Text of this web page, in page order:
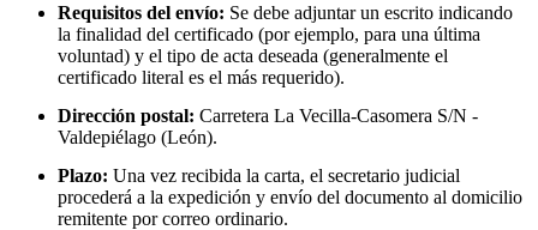
Requisitos del envío: Se debe adjuntar un escrito indicando
la finalidad del certificado (por ejemplo, para una última
voluntad) y el tipo de acta deseada (generalmente el
certificado literal es el más requerido).
Dirección postal: Carretera La Vecilla-Casomera S/N -
Valdepiélago (León).
Plazo: Una vez recibida la carta, el secretario judicial
procederá a la expedición y envío del documento al domicilio
remitente por correo ordinario.